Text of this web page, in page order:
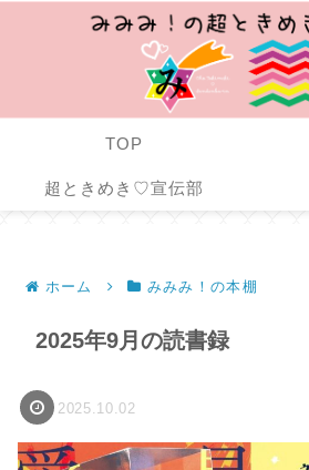
TOP
超ときめき♡宣伝部
ホーム みみみ！の本棚
2025年9月の読書録
2025.10.02